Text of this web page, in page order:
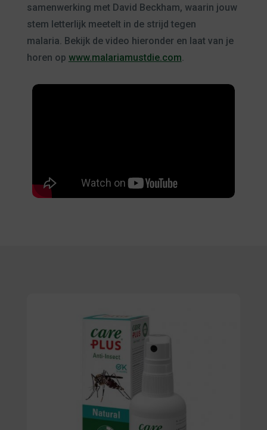
samenwerking met David Beckham, waarin jouw
stem letterlijk meetelt in de strijd tegen
malaria. Bekijk de video hieronder en laat van je
horen op www.malariamustdie.com